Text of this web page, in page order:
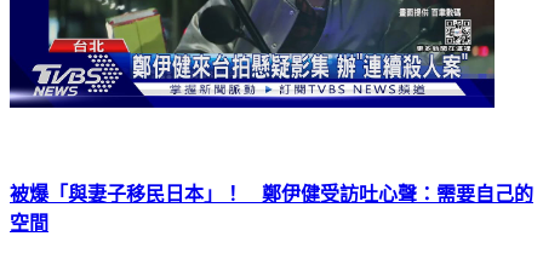
被爆「與妻子移民日本」！ 鄭伊健受訪吐心聲：需要自己的
空間